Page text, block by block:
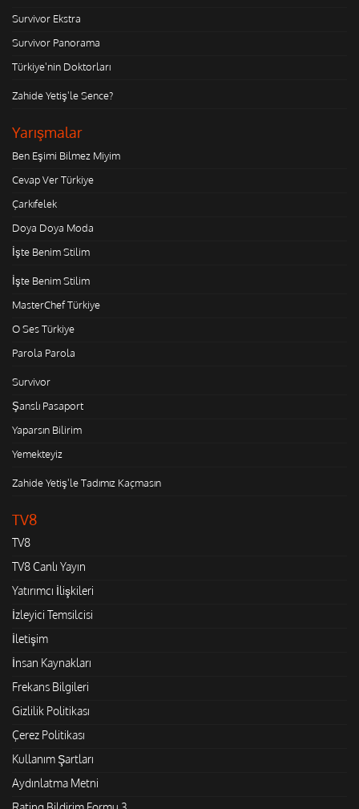
Survivor Ekstra
Survivor Panorama
Türkiye'nin Doktorları
Zahide Yetiş'le Sence?
Yarışmalar
Ben Eşimi Bilmez Miyim
Cevap Ver Türkiye
Çarkıfelek
Doya Doya Moda
İşte Benim Stilim
İşte Benim Stilim
MasterChef Türkiye
O Ses Türkiye
Parola Parola
Survivor
Şanslı Pasaport
Yaparsın Bilirim
Yemekteyiz
Zahide Yetiş'le Tadımız Kaçmasın
TV8
TV8
TV8 Canlı Yayın
Yatırımcı İlişkileri
İzleyici Temsilcisi
İletişim
İnsan Kaynakları
Frekans Bilgileri
Gizlilik Politikası
Çerez Politikası
Kullanım Şartları
Aydınlatma Metni